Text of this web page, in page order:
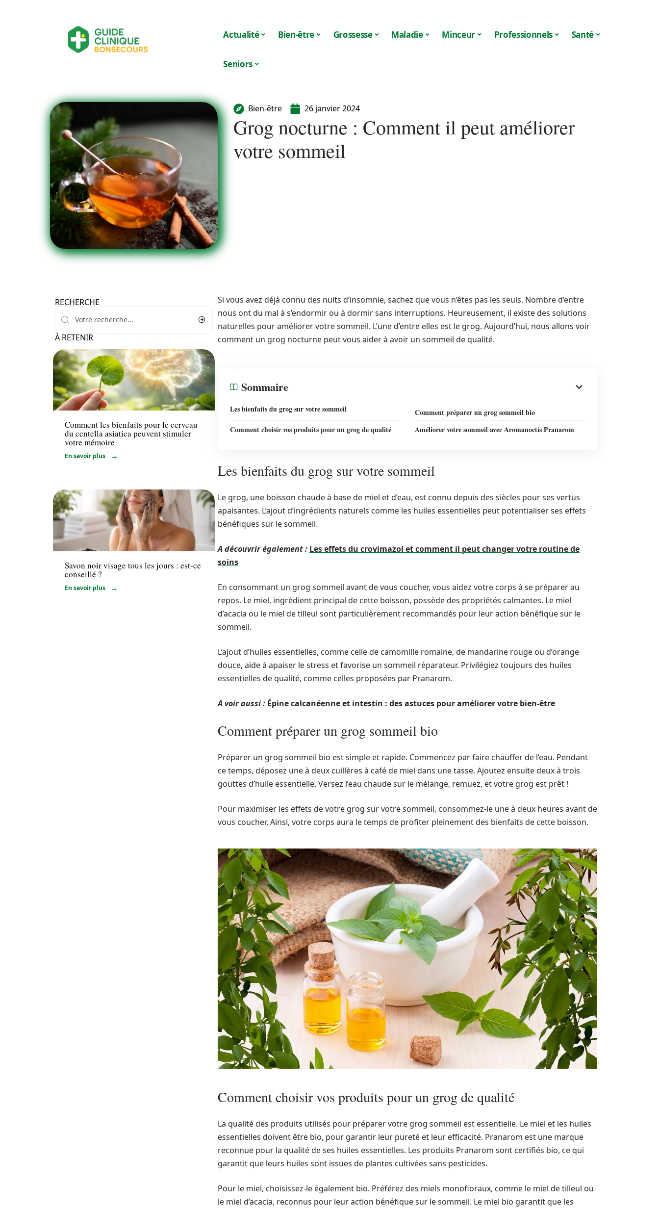
Actualité Bien-être Grossesse Maladie Minceur Professionnels Santé
Seniors
Bien-être 26 janvier 2024
Grog nocturne : Comment il peut améliorer
votre sommeil
RECHERCHE
À RETENIR
Santé
Comment les bienfaits pour le cerveau
du centella asiatica peuvent stimuler
votre mémoire
En savoir plus
Bien-être
Savon noir visage tous les jours : est-ce
conseillé ?
En savoir plus
Si vous avez déjà connu des nuits d’insomnie, sachez que vous n’êtes pas les seuls. Nombre d’entre
nous ont du mal à s’endormir ou à dormir sans interruptions. Heureusement, il existe des solutions
naturelles pour améliorer votre sommeil. L’une d’entre elles est le grog. Aujourd’hui, nous allons voir
comment un grog nocturne peut vous aider à avoir un sommeil de qualité.
Sommaire
Les bienfaits du grog sur votre sommeil
Comment préparer un grog sommeil bio
Comment choisir vos produits pour un grog de qualité
Améliorer votre sommeil avec Aromanoctis Pranarom
Les bienfaits du grog sur votre sommeil
Le grog, une boisson chaude à base de miel et d’eau, est connu depuis des siècles pour ses vertus
apaisantes. L’ajout d’ingrédients naturels comme les huiles essentielles peut potentialiser ses effets
bénéfiques sur le sommeil.
A découvrir également : Les effets du crovimazol et comment il peut changer votre routine de
soins
En consommant un grog sommeil avant de vous coucher, vous aidez votre corps à se préparer au
repos. Le miel, ingrédient principal de cette boisson, possède des propriétés calmantes. Le miel
d’acacia ou le miel de tilleul sont particulièrement recommandés pour leur action bénéfique sur le
sommeil.
L’ajout d’huiles essentielles, comme celle de camomille romaine, de mandarine rouge ou d’orange
douce, aide à apaiser le stress et favorise un sommeil réparateur. Privilégiez toujours des huiles
essentielles de qualité, comme celles proposées par Pranarom.
A voir aussi : Épine calcanéenne et intestin : des astuces pour améliorer votre bien-être
Comment préparer un grog sommeil bio
Préparer un grog sommeil bio est simple et rapide. Commencez par faire chauffer de l’eau. Pendant
ce temps, déposez une à deux cuillères à café de miel dans une tasse. Ajoutez ensuite deux à trois
gouttes d’huile essentielle. Versez l’eau chaude sur le mélange, remuez, et votre grog est prêt !
Pour maximiser les effets de votre grog sur votre sommeil, consommez-le une à deux heures avant de
vous coucher. Ainsi, votre corps aura le temps de profiter pleinement des bienfaits de cette boisson.
Comment choisir vos produits pour un grog de qualité
La qualité des produits utilisés pour préparer votre grog sommeil est essentielle. Le miel et les huiles
essentielles doivent être bio, pour garantir leur pureté et leur efficacité. Pranarom est une marque
reconnue pour la qualité de ses huiles essentielles. Les produits Pranarom sont certifiés bio, ce qui
garantit que leurs huiles sont issues de plantes cultivées sans pesticides.
Pour le miel, choisissez-le également bio. Préférez des miels monofloraux, comme le miel de tilleul ou
le miel d’acacia, reconnus pour leur action bénéfique sur le sommeil. Le miel bio garantit que les